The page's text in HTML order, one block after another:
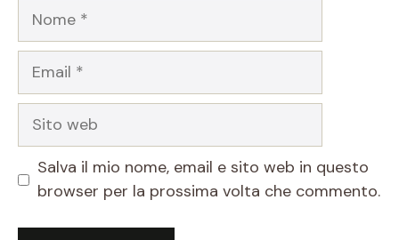
Nome
Email
Sito
Salva il mio nome, email e sito web in questo
browser per la prossima volta che commento.